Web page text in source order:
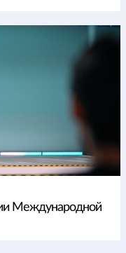
Международной